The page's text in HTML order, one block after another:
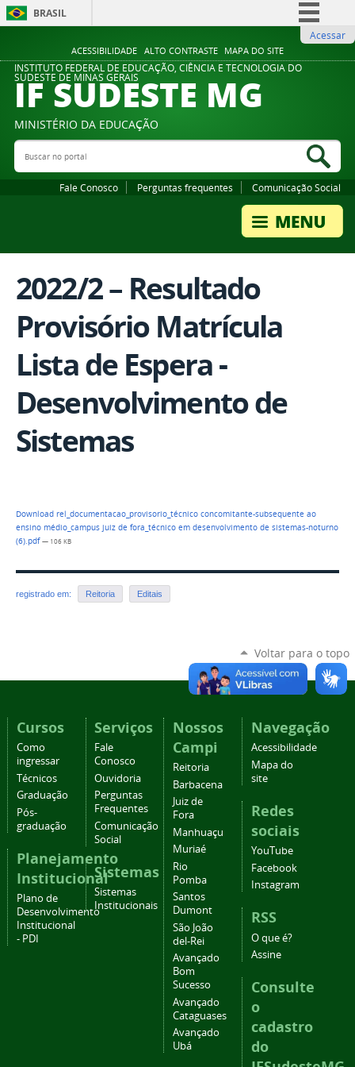
ACESSIBILIDADE ALTO CONTRASTE MAPA DO SITE
BRASIL
Comunica BR
Participe
Legislação
Acessar
INSTITUTO FEDERAL DE EDUCAÇÃO, CIÊNCIA E TECNOLOGIA DO
SUDESTE DE MINAS GERAIS
IF SUDESTE MG
MINISTÉRIO DA EDUCAÇÃO
Buscar no portal
Fale Conosco Perguntas frequentes Comunicação Social
2022/2 – Resultado
Provisório Matrícula
Lista de Espera -
Desenvolvimento de
Sistemas
Download rel_documentacao_provisorio_técnico concomitante-subsequente ao
ensino médio_campus juiz de fora_técnico em desenvolvimento de sistemas-noturno
(6).pdf— 106 KB
registrado em: Reitoria Editais
Voltar para o topo
Cursos
Como
ingressar
Técnicos
Graduação
Pós-
graduação
Planejamento
Institucional
Plano de
Desenvolvimento
Institucional
- PDI
Serviços
Fale
Conosco
Ouvidoria
Perguntas
Frequentes
Comunicação
Social
Sistemas
Sistemas
Institucionais
Nossos
Campi
Reitoria
Barbacena
Juiz de
Fora
Manhuaçu
Muriaé
Rio
Pomba
Santos
Dumont
São João
del-Rei
Avançado
Bom
Sucesso
Avançado
Cataguases
Avançado
Ubá
Navegação
Acessibilidade
Mapa do
site
Redes
sociais
YouTube
Facebook
Instagram
RSS
O que é?
Assine
Consulte
o
cadastro
do